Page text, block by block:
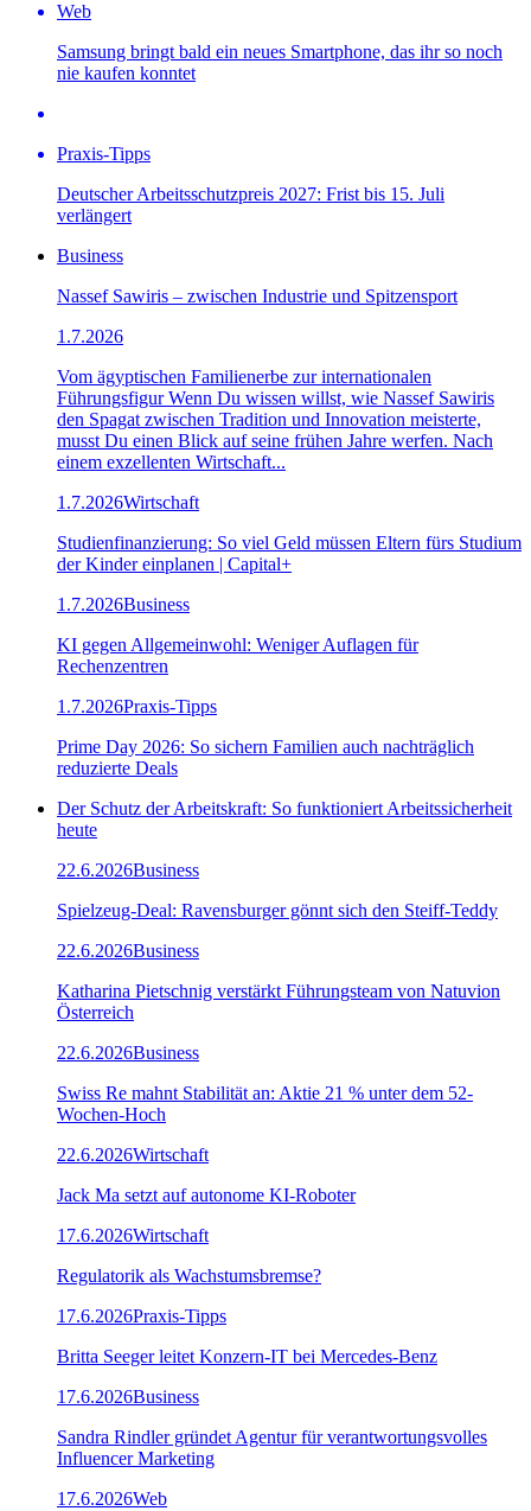
Web
Samsung bringt bald ein neues Smartphone, das ihr so noch
nie kaufen konntet
Praxis-Tipps
Deutscher Arbeitsschutzpreis 2027: Frist bis 15. Juli
verlängert
Business
Nassef Sawiris – zwischen Industrie und Spitzensport
1.7.2026
Vom ägyptischen Familienerbe zur internationalen
Führungsfigur Wenn Du wissen willst, wie Nassef Sawiris
den Spagat zwischen Tradition und Innovation meisterte,
musst Du einen Blick auf seine frühen Jahre werfen. Nach
einem exzellenten Wirtschaft...
1.7.2026Wirtschaft
Studienfinanzierung: So viel Geld müssen Eltern fürs Studium
der Kinder einplanen | Capital+
1.7.2026Business
KI gegen Allgemeinwohl: Weniger Auflagen für
Rechenzentren
1.7.2026Praxis-Tipps
Prime Day 2026: So sichern Familien auch nachträglich
reduzierte Deals
Der Schutz der Arbeitskraft: So funktioniert Arbeitssicherheit
heute
22.6.2026Business
Spielzeug-Deal: Ravensburger gönnt sich den Steiff-Teddy
22.6.2026Business
Katharina Pietschnig verstärkt Führungsteam von Natuvion
Österreich
22.6.2026Business
Swiss Re mahnt Stabilität an: Aktie 21 % unter dem 52-
Wochen-Hoch
22.6.2026Wirtschaft
Jack Ma setzt auf autonome KI-Roboter
17.6.2026Wirtschaft
Regulatorik als Wachstumsbremse?
17.6.2026Praxis-Tipps
Britta Seeger leitet Konzern-IT bei Mercedes-Benz
17.6.2026Business
Sandra Rindler gründet Agentur für verantwortungsvolles
Influencer Marketing
17.6.2026Web